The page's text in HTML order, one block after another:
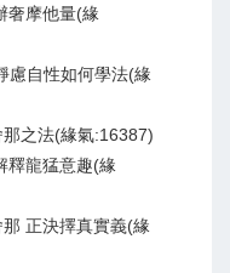
奢摩他量(緣
慮自性如何學法(緣
之法(緣氣:16387)
釋龍猛意趣(緣
正決擇真實義(緣